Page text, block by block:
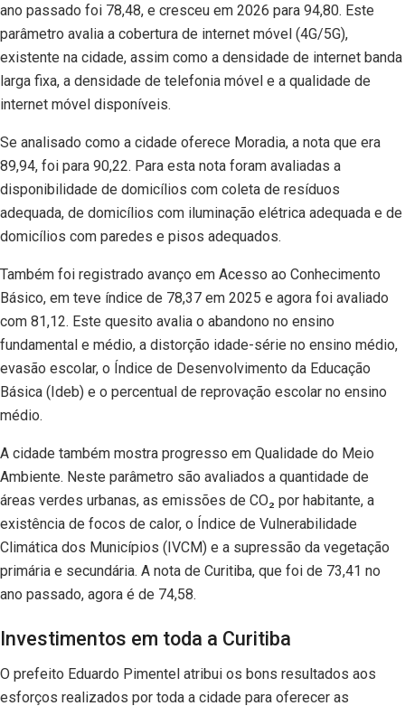
ano passado foi 78,48, e cresceu em 2026 para 94,80. Este
parâmetro avalia a cobertura de internet móvel (4G/5G),
existente na cidade, assim como a densidade de internet banda
larga fixa, a densidade de telefonia móvel e a qualidade de
internet móvel disponíveis.
Se analisado como a cidade oferece Moradia, a nota que era
89,94, foi para 90,22. Para esta nota foram avaliadas a
disponibilidade de domicílios com coleta de resíduos
adequada, de domicílios com iluminação elétrica adequada e de
domicílios com paredes e pisos adequados.
Também foi registrado avanço em Acesso ao Conhecimento
Básico, em teve índice de 78,37 em 2025 e agora foi avaliado
com 81,12. Este quesito avalia o abandono no ensino
fundamental e médio, a distorção idade-série no ensino médio,
evasão escolar, o Índice de Desenvolvimento da Educação
Básica (Ideb) e o percentual de reprovação escolar no ensino
médio.
A cidade também mostra progresso em Qualidade do Meio
Ambiente. Neste parâmetro são avaliados a quantidade de
áreas verdes urbanas, as emissões de CO₂ por habitante, a
existência de focos de calor, o Índice de Vulnerabilidade
Climática dos Municípios (IVCM) e a supressão da vegetação
primária e secundária. A nota de Curitiba, que foi de 73,41 no
ano passado, agora é de 74,58.
Investimentos em toda a Curitiba
O prefeito Eduardo Pimentel atribui os bons resultados aos
esforços realizados por toda a cidade para oferecer as